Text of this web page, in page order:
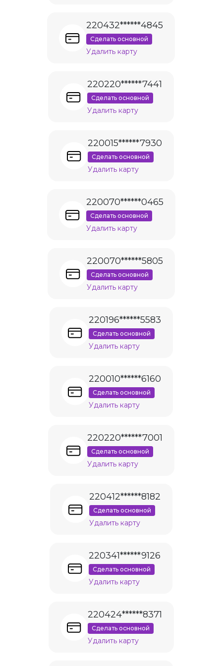
220432******4845
Сделать основной
Удалить карту
220220******7441
Сделать основной
Удалить карту
220015******7930
Сделать основной
Удалить карту
220070******0465
Сделать основной
Удалить карту
220070******5805
Сделать основной
Удалить карту
220196******5583
Сделать основной
Удалить карту
220010******6160
Сделать основной
Удалить карту
220220******7001
Сделать основной
Удалить карту
220412******8182
Сделать основной
Удалить карту
220341******9126
Сделать основной
Удалить карту
220424******8371
Сделать основной
Удалить карту